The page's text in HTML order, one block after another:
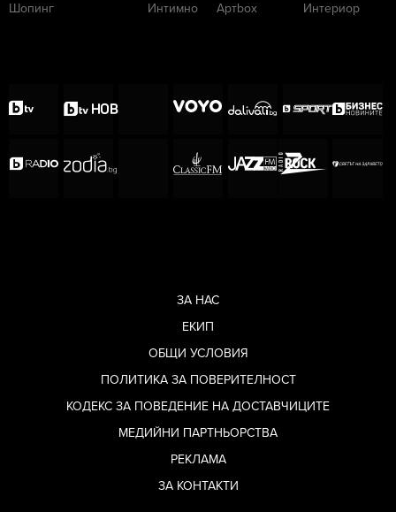
Шопинг
Интимно
Артbox
Интериор
ЗА НАС
ЕКИП
ОБЩИ УСЛОВИЯ
ПОЛИТИКА ЗА ПОВЕРИТЕЛНОСТ
КОДЕКС ЗА ПОВЕДЕНИЕ НА ДОСТАВЧИЦИТЕ
МЕДИЙНИ ПАРТНЬОРСТВА
РЕКЛАМА
ЗА КОНТАКТИ